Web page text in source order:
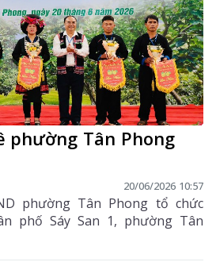
phường Tân Phong
20/06/2026 10:57
phường Tân Phong tổ chức
phố Sáy San 1, phường Tân